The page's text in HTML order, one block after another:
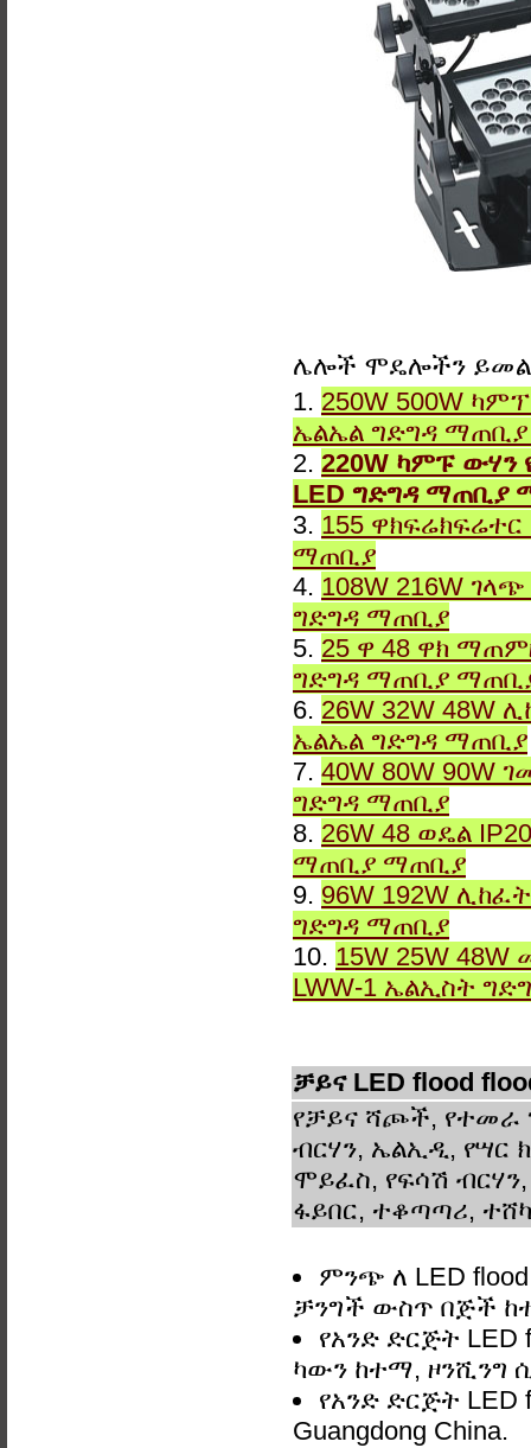
ሌሎች ሞዴሎችን
1. 250W 500W
ኤልኤል ግድግዳ
2. 220W ካምፑ ውሃን
LED ግድግዳ ማጠቢያ
3. 155 ዋክፍሬክፍሬተር
ማጠቢያ
4. 108W 216W
ግድግዳ ማጠቢያ
5. 25 ዋ 48 ዋክ
ግድግዳ ማጠቢያ
6. 26W 32W 48W
ኤልኤል ግድግዳ ማጠቢያ
7. 40W 80W 90W
ግድግዳ ማጠቢያ
8. 26W 48 ወዴል
ማጠቢያ ማጠቢያ
9. 96W 192W
ግድግዳ ማጠቢያ
10. 15W 25W
LWW-1 ኤልኢስት
ቻይና LED flood
የቻይና ሻጮች, የተመራ
ብርሃን, ኤልኢዲ, የሣር
ሞይፈስ, የፍሳሽ
ፋይበር, ተቆጣጣሪ,
ምንጭ ለ LED
ቻንግች ውስጥ በጅች
የአንድ ድርጅት LED
ካውን ከተማ, ዞንሺንግ
የአንድ ድርጅት LED
Guangdong China.